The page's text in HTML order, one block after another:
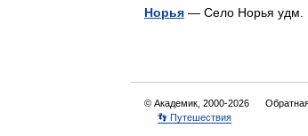
Норья — Село Норья удм.
© Академик, 2000-2026
👣 Путешествия